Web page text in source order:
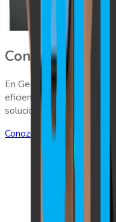
Control de
En GeoVictoria
eficiente en los
soluciones avanzadas
Conozca Más